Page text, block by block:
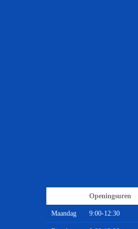
Openingsuren
Maandag 9:00-12:30